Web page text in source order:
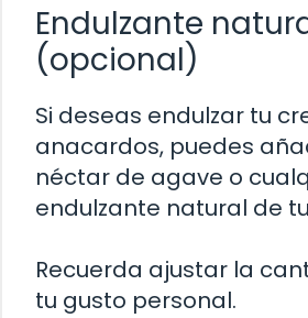
Endulzante
(opcional)
Si deseas endulzar tu
anacardos, puedes
néctar de agave o
endulzante natural de
Recuerda ajustar la
tu gusto personal.